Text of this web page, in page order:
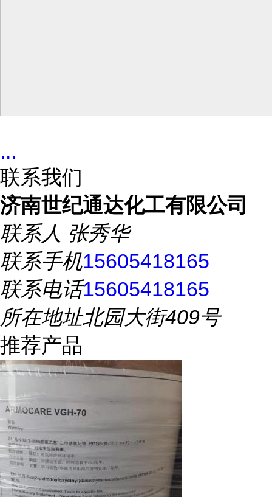
...
联系我们
济南世纪通达化工有限公司
联系人 张秀华
联系手机15605418165
联系电话15605418165
所在地址北园大街409号
推荐产品